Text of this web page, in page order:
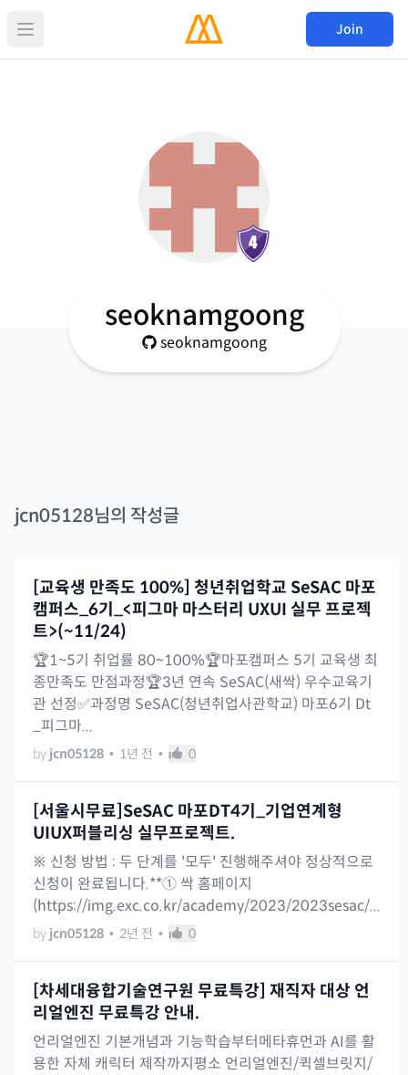
Join
seoknamgoong
seoknamgoong
jcn05128님의 작성글
[교육생 만족도 100%] 청년취업학교 SeSAC 마포
캠퍼스_6기_<피그마 마스터리 UXUI 실무 프로젝
트>(~11/24)
🏆1~5기 취업률 80~100%🏆마포캠퍼스 5기 교육생 최
종만족도 만점과정🏆3년 연속 SeSAC(새싹) 우수교육기
관 선정✅과정명 SeSAC(청년취업사관학교) 마포6기 Dt
_피그마...
by jcn05128 • 1년 전 • 0
[서울시무료]SeSAC 마포DT4기_기업연계형
UIUX퍼블리싱 실무프로젝트.
※ 신청 방법 : 두 단계를 '모두' 진행해주셔야 정상적으로
신청이 완료됩니다.**① 싹 홈페이지
(https://img.exc.co.kr/academy/2023/2023sesac/...
by jcn05128 • 2년 전 • 0
[차세대융합기술연구원 무료특강] 재직자 대상 언
리얼엔진 무료특강 안내.
언리얼엔진 기본개념과 기능학습부터메타휴먼과 AI를 활
용한 자체 캐릭터 제작까지​평소 언리얼엔진/퀵셀브릿지/